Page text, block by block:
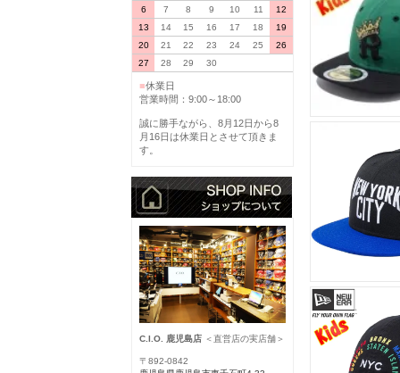
6
7 8 9 10 11
12
13
14 15 16 17 18
19
20
21 22 23 24 25
26
27
28 29 30
■休業日
営業時間：9:00～18:00
誠に勝手ながら、8月12日から8
月16日は休業日とさせて頂きま
す。
C.I.O. 鹿児島店 ＜直営店の実店舗＞
〒892-0842